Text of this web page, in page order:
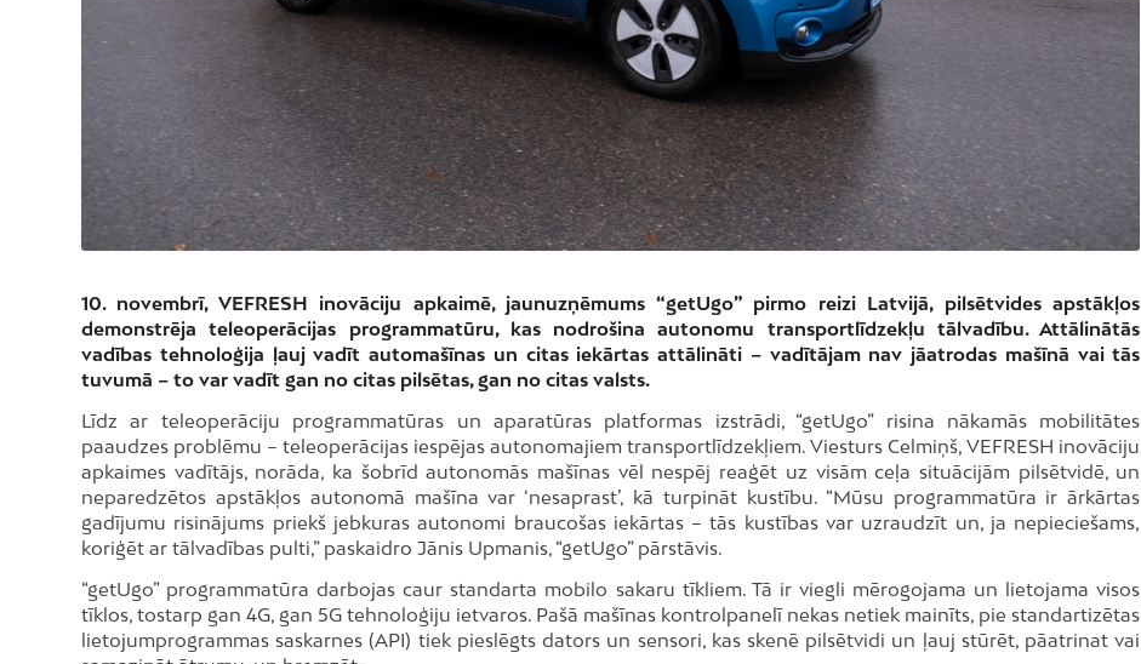
10. novembrī, VEFRESH inovāciju apkaimē, jaunuzņēmums “getUgo” pirmo reizi Latvijā, pilsētvides apstākļos
demonstrēja teleoperācijas programmatūru, kas nodrošina autonomu transportlīdzekļu tālvadību. Attālinātās
vadības tehnoloģija ļauj vadīt automašīnas un citas iekārtas attālināti – vadītājam nav jāatrodas mašīnā vai tās
tuvumā – to var vadīt gan no citas pilsētas, gan no citas valsts.
Līdz ar teleoperāciju programmatūras un aparatūras platformas izstrādi, “getUgo” risina nākamās mobilitātes
paaudzes problēmu – teleoperācijas iespējas autonomajiem transportlīdzekļiem. Viesturs Celmiņš, VEFRESH inovāciju
apkaimes vadītājs, norāda, ka šobrīd autonomās mašīnas vēl nespēj reaģēt uz visām ceļa situācijām pilsētvidē, un
neparedzētos apstākļos autonomā mašīna var ‘nesaprast’, kā turpināt kustību. “Mūsu programmatūra ir ārkārtas
gadījumu risinājums priekš jebkuras autonomi braucošas iekārtas – tās kustības var uzraudzīt un, ja nepieciešams,
koriģēt ar tālvadības pulti,” paskaidro Jānis Upmanis, “getUgo” pārstāvis.
“getUgo” programmatūra darbojas caur standarta mobilo sakaru tīkliem. Tā ir viegli mērogojama un lietojama visos
tīklos, tostarp gan 4G, gan 5G tehnoloģiju ietvaros. Pašā mašīnas kontrolpanelī nekas netiek mainīts, pie standartizētas
lietojumprogrammas saskarnes (API) tiek pieslēgts dators un sensori, kas skenē pilsētvidi un ļauj stūrēt, pāatrinat vai